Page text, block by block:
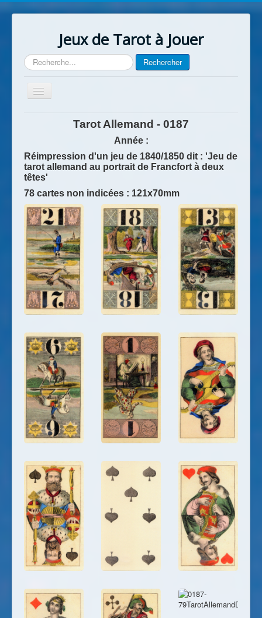
Jeux de Tarot à Jouer
Rechercher Rechercher
Basculer
la
Tarot Allemand - 0187
Année :
Réimpression d'un jeu de 1840/1850 dit : 'Jeu de
tarot allemand au portrait de Francfort à deux
têtes'
78 cartes non indicées : 121x70mm